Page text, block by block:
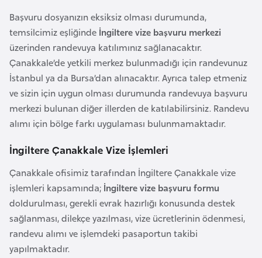
Başvuru dosyanızın eksiksiz olması durumunda,
temsilcimiz eşliğinde İngiltere vize başvuru merkezi
üzerinden randevuya katılımınız sağlanacaktır.
Çanakkale’de yetkili merkez bulunmadığı için randevunuz
İstanbul ya da Bursa’dan alınacaktır. Ayrıca talep etmeniz
ve sizin için uygun olması durumunda randevuya başvuru
merkezi bulunan diğer illerden de katılabilirsiniz. Randevu
alımı için bölge farkı uygulaması bulunmamaktadır.
İngiltere Çanakkale Vize İşlemleri
Çanakkale ofisimiz tarafından İngiltere Çanakkale vize
işlemleri kapsamında; İngiltere vize başvuru formu
doldurulması, gerekli evrak hazırlığı konusunda destek
sağlanması, dilekçe yazılması, vize ücretlerinin ödenmesi,
randevu alımı ve işlemdeki pasaportun takibi
yapılmaktadır.
D
e
m
o
k
r
a
i
k
K
o
n
g
o